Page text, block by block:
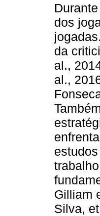
dos
da
al.,
al.,
Gilliam
Silva,